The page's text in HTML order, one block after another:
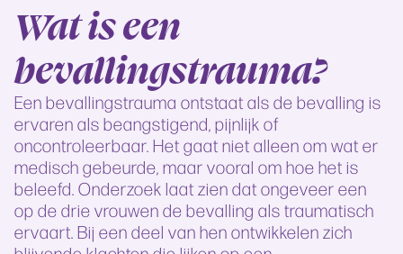
Wat is een
bevallingstrauma?
Een bevallingstrauma ontstaat als de bevalling is
ervaren als beangstigend, pijnlijk of
oncontroleerbaar. Het gaat niet alleen om wat er
medisch gebeurde, maar vooral om hoe het is
beleefd. Onderzoek laat zien dat ongeveer een
op de drie vrouwen de bevalling als traumatisch
ervaart. Bij een deel van hen ontwikkelen zich